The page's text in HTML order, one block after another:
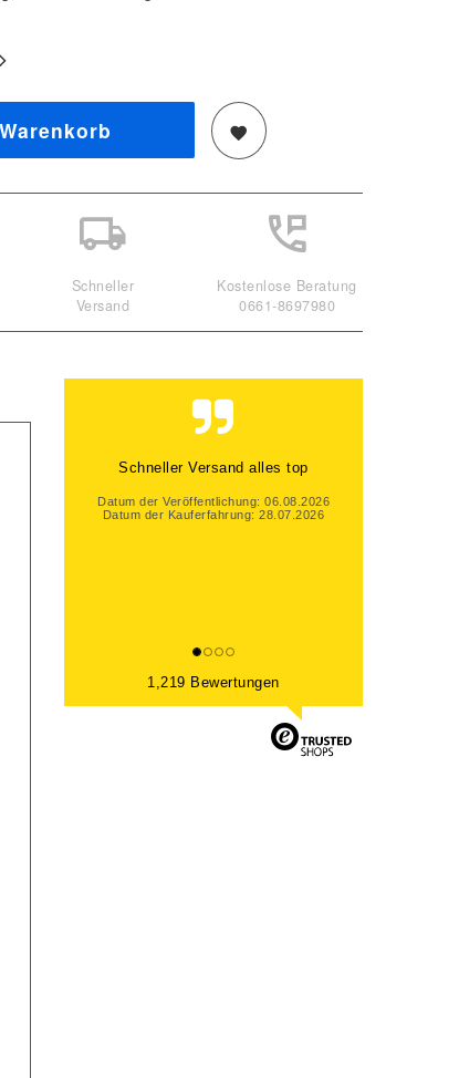
Schneller
Versand
Kostenlose Beratung
0661-8697980
Schneller Versand alles top
Datum der Veröffentlichung: 06.08.2026
Datum der Kauferfahrung: 28.07.2026
1,219 Bewertungen